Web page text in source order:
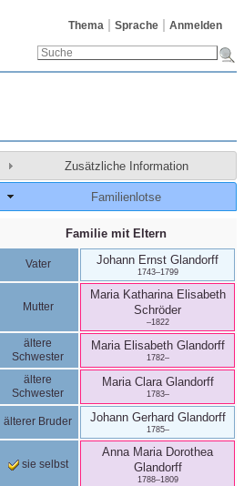
Thema Sprache Anmelden
Zusätzliche Information
Familienlotse
Familie mit Eltern
Vater Johann Ernst Glandorff
1743–1799
Mutter
Maria Katharina Elisabeth
Schröder
–1822
ältere
Schwester
Maria Elisabeth Glandorff
1782–
ältere
Schwester
Maria Clara Glandorff
1783–
älterer Bruder Johann Gerhard Glandorff
1785–
sie selbst
Anna Maria Dorothea
Glandorff
1788–1809